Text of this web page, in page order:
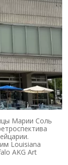
Марии Соль
Louisiana
AKG Art